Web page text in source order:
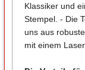
Klassiker und
Stempel. - Die
uns aus
mit einem